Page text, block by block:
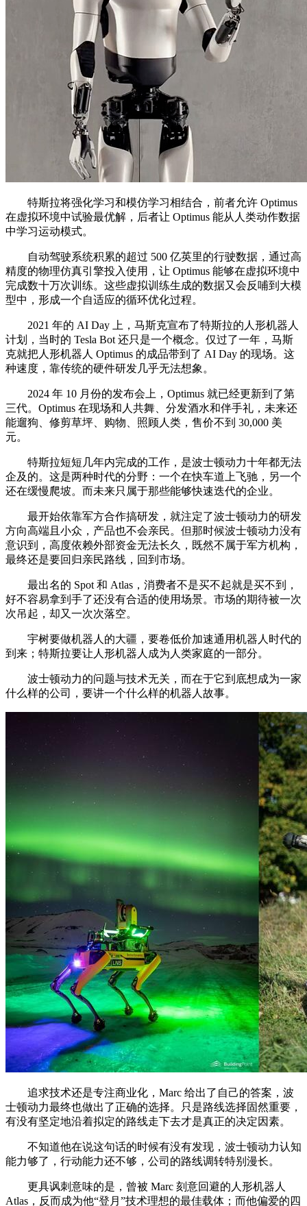
特斯拉将强化学习和模仿学习相结合，前者允许 Optimus
在虚拟环境中试验最优解，后者让 Optimus 能从人类动作数据
中学习运动模式。
自动驾驶系统积累的超过 500 亿英里的行驶数据，通过高
精度的物理仿真引擎投入使用，让 Optimus 能够在虚拟环境中
完成数十万次训练。这些虚拟训练生成的数据又会反哺到大模
型中，形成一个自适应的循环优化过程。
2021 年的 AI Day 上，马斯克宣布了特斯拉的人形机器人
计划，当时的 Tesla Bot 还只是一个概念。仅过了一年，马斯
克就把人形机器人 Optimus 的成品带到了 AI Day 的现场。这
种速度，靠传统的硬件研发几乎无法想象。
2024 年 10 月份的发布会上，Optimus 就已经更新到了第
三代。Optimus 在现场和人共舞、分发酒水和伴手礼，未来还
能遛狗、修剪草坪、购物、照顾人类，售价不到 30,000 美
元。
特斯拉短短几年内完成的工作，是波士顿动力十年都无法
企及的。这是两种时代的分野：一个在快车道上飞驰，另一个
还在缓慢爬坡。而未来只属于那些能够快速迭代的企业。
最开始依靠军方合作搞研发，就注定了波士顿动力的研发
方向高端且小众，产品也不会亲民。但那时候波士顿动力没有
意识到，高度依赖外部资金无法长久，既然不属于军方机构，
最终还是要回归亲民路线，回到市场。
最出名的 Spot 和 Atlas，消费者不是买不起就是买不到，
好不容易拿到手了还没有合适的使用场景。市场的期待被一次
次吊起，却又一次次落空。
宇树要做机器人的大疆，要卷低价加速通用机器人时代的
到来；特斯拉要让人形机器人成为人类家庭的一部分。
波士顿动力的问题与技术无关，而在于它到底想成为一家
什么样的公司，要讲一个什么样的机器人故事。
追求技术还是专注商业化，Marc 给出了自己的答案，波
士顿动力最终也做出了正确的选择。只是路线选择固然重要，
有没有坚定地沿着拟定的路线走下去才是真正的决定因素。
不知道他在说这句话的时候有没有发现，波士顿动力认知
能力够了，行动能力还不够，公司的路线调转特别漫长。
更具讽刺意味的是，曾被 Marc 刻意回避的人形机器人
Atlas，反而成为他“登月”技术理想的最佳载体；而他偏爱的四